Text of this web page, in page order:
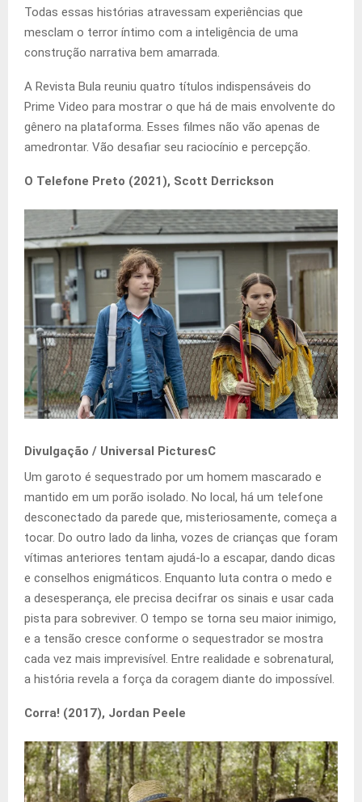
Todas essas histórias atravessam experiências que
mesclam o terror íntimo com a inteligência de uma
construção narrativa bem amarrada.
A Revista Bula reuniu quatro títulos indispensáveis do
Prime Video para mostrar o que há de mais envolvente do
gênero na plataforma. Esses filmes não vão apenas de
amedrontar. Vão desafiar seu raciocínio e percepção.
O Telefone Preto (2021), Scott Derrickson
Divulgação / Universal PicturesC
Um garoto é sequestrado por um homem mascarado e
mantido em um porão isolado. No local, há um telefone
desconectado da parede que, misteriosamente, começa a
tocar. Do outro lado da linha, vozes de crianças que foram
vítimas anteriores tentam ajudá-lo a escapar, dando dicas
e conselhos enigmáticos. Enquanto luta contra o medo e
a desesperança, ele precisa decifrar os sinais e usar cada
pista para sobreviver. O tempo se torna seu maior inimigo,
e a tensão cresce conforme o sequestrador se mostra
cada vez mais imprevisível. Entre realidade e sobrenatural,
a história revela a força da coragem diante do impossível.
Corra! (2017), Jordan Peele